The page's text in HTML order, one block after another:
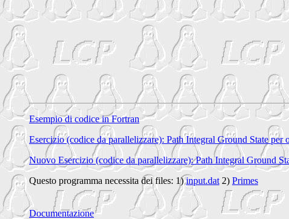
Esempio di codice in Fortran
Esercizio (codice da parallelizzare): Path Integral Ground State per
Nuovo Esercizio (codice da parallelizzare): Path Integral Ground
Questo programma necessita dei files: 1)input.dat 2) Primes
Documentazione